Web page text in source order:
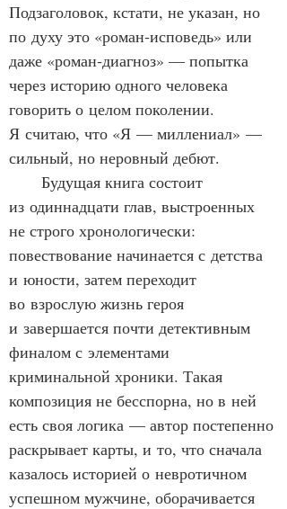
Подзаголовок, кстати, не указан, но
по духу это «роман‑исповедь» или
даже «роман‑диагноз» — попытка
через историю одного человека
говорить о целом поколении.
Я считаю, что «Я — миллениал» —
сильный, но неровный дебют.
Будущая книга состоит
из одиннадцати глав, выстроенных
не строго хронологически:
повествование начинается с детства
и юности, затем переходит
во взрослую жизнь героя
и завершается почти детективным
финалом с элементами
криминальной хроники. Такая
композиция не бесспорна, но в ней
есть своя логика — автор постепенно
раскрывает карты, и то, что сначала
казалось историей о невротичном
успешном мужчине, оборачивается